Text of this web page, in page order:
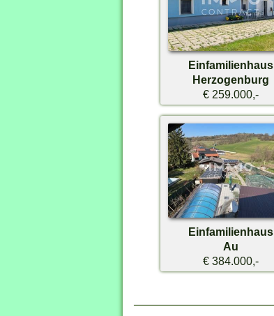
Einfamilienhaus
Herzogenburg
€ 259.000,-
Einfamilienhaus
Au
€ 384.000,-